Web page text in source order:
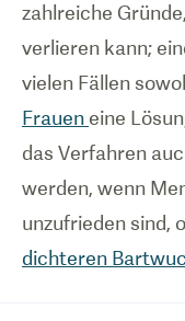
zahlreiche
verlieren kann;
vielen Fällen
Frauen eine
das Verfahren
werden, wenn
unzufrieden sind,
dichteren